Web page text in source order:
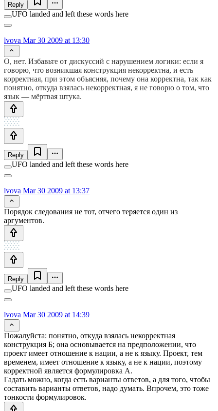
Reply
UFO landed and left these words here
lvova Mar 30 2009 at 13:30
О, нет. Избавьте от дискуссий с нарушением логики: если я
говорю, что возникшая конструкция некорректна, и есть
корректная, при этом объясняя, почему она корректна, так как
понятно, откуда взялась некорректная, я не говорю о том, что
язык — мёртвая штука.
Reply
UFO landed and left these words here
lvova Mar 30 2009 at 13:37
Порядок следования не тот, отчего теряется один из
аргументов.
Reply
UFO landed and left these words here
lvova Mar 30 2009 at 14:39
Пожалуйста: понятно, откуда взялась некорректная
конструкция Б; она основывается на предположении, что
проект имеет отношение к нации, а не к языку. Проект, тем
временем, имеет отношение к языку, а не к нации, поэтому
корректной является формулировка А.
Гадать можно, когда есть варианты ответов, а для того, чтобы
составить варианты ответов, надо думать. Впрочем, это тоже
тонкости формулировок.